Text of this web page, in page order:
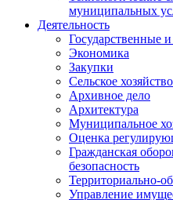
муниципальных
Деятельность
Государственные
Экономика
Закупки
Сельское хозяйство
Архивное дело
Архитектура
Муниципальное
Оценка
Гражданская
безопасность
Территориально-
Управление